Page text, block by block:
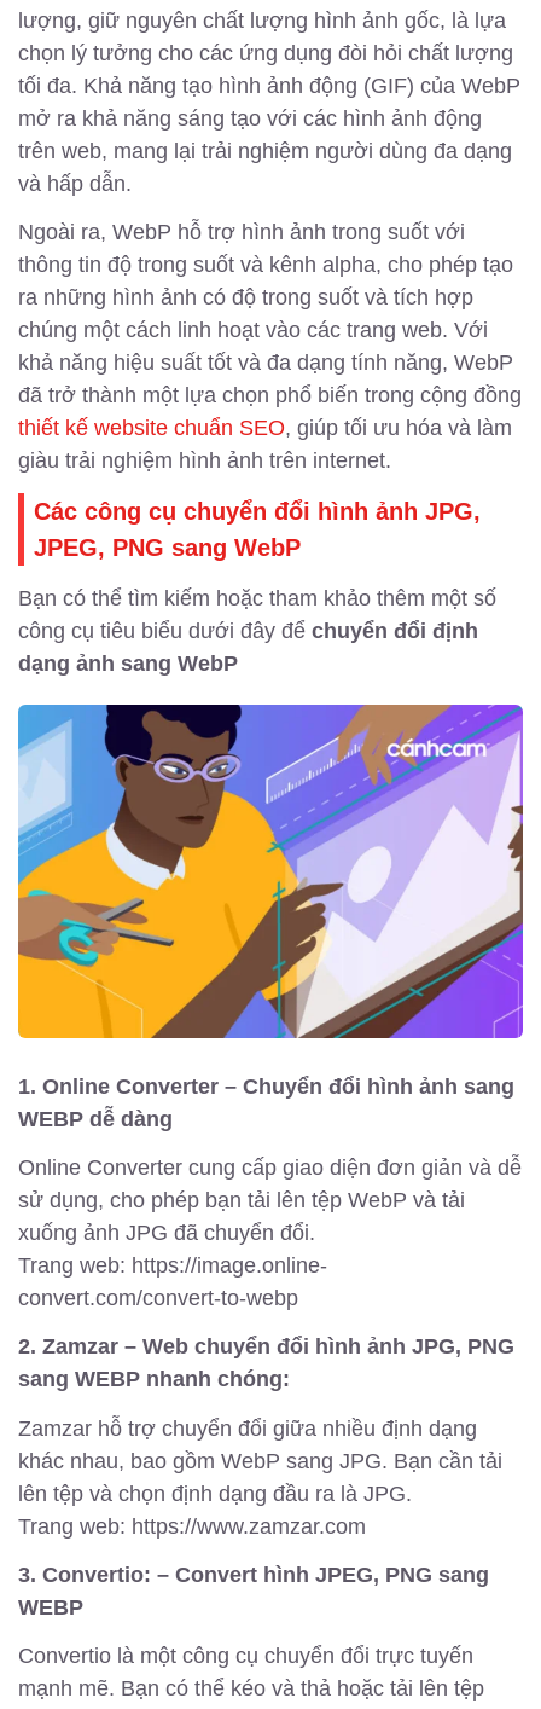
lượng, giữ nguyên chất lượng hình ảnh gốc, là lựa
chọn lý tưởng cho các ứng dụng đòi hỏi chất lượng
tối đa. Khả năng tạo hình ảnh động (GIF) của WebP
mở ra khả năng sáng tạo với các hình ảnh động
trên web, mang lại trải nghiệm người dùng đa dạng
và hấp dẫn.
Ngoài ra, WebP hỗ trợ hình ảnh trong suốt với
thông tin độ trong suốt và kênh alpha, cho phép tạo
ra những hình ảnh có độ trong suốt và tích hợp
chúng một cách linh hoạt vào các trang web. Với
khả năng hiệu suất tốt và đa dạng tính năng, WebP
đã trở thành một lựa chọn phổ biến trong cộng đồng
thiết kế website chuẩn SEO, giúp tối ưu hóa và làm
giàu trải nghiệm hình ảnh trên internet.
Các công cụ chuyển đổi hình ảnh JPG,
JPEG, PNG sang WebP
Bạn có thể tìm kiếm hoặc tham khảo thêm một số
công cụ tiêu biểu dưới đây để chuyển đổi định
dạng ảnh sang WebP
1. Online Converter – Chuyển đổi hình ảnh sang
WEBP dễ dàng
Online Converter cung cấp giao diện đơn giản và dễ
sử dụng, cho phép bạn tải lên tệp WebP và tải
xuống ảnh JPG đã chuyển đổi.
Trang web: https://image.online-
convert.com/convert-to-webp
2. Zamzar – Web chuyển đổi hình ảnh JPG, PNG
sang WEBP nhanh chóng:
Zamzar hỗ trợ chuyển đổi giữa nhiều định dạng
khác nhau, bao gồm WebP sang JPG. Bạn cần tải
lên tệp và chọn định dạng đầu ra là JPG.
Trang web: https://www.zamzar.com
3. Convertio: – Convert hình JPEG, PNG sang
WEBP
Convertio là một công cụ chuyển đổi trực tuyến
mạnh mẽ. Bạn có thể kéo và thả hoặc tải lên tệp